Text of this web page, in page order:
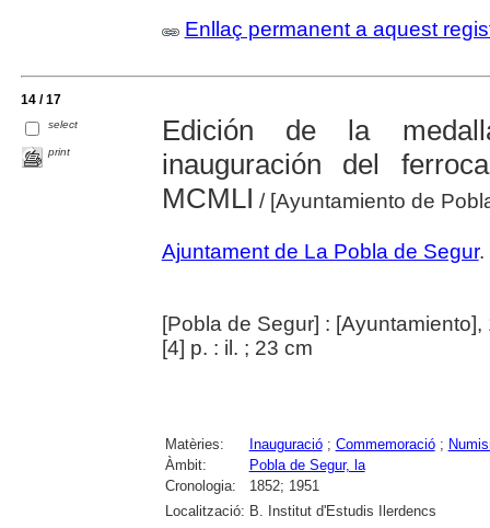
Enllaç permanent a aquest
14 / 17
select
print
Edición de la
inauguración del
MCMLI / [Ayuntamiento de
Ajuntament de La Pobla de Segur.
[Pobla de Segur] : [Ayuntamiento],
[4] p. : il. ; 23 cm
Matèries: Inauguració; Commemoració;
Àmbit:
Pobla de Segur, la
Cronologia:
1852; 1951
Localització: B. Institut d'Estudis Ilerdencs